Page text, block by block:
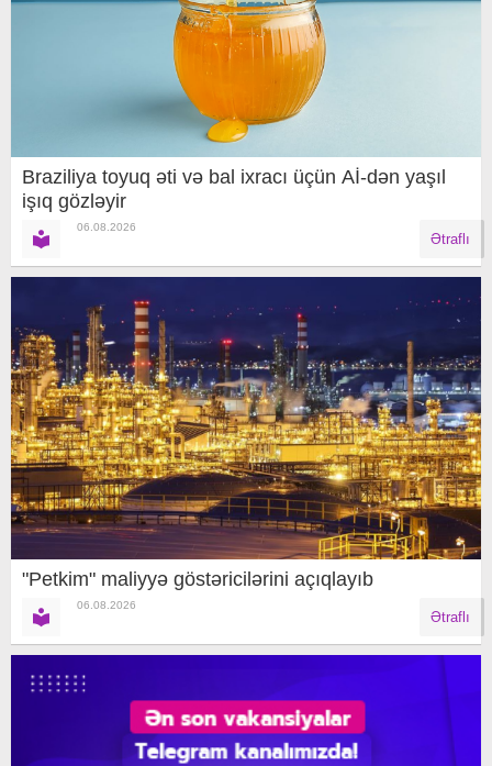
Braziliya toyuq əti və bal ixracı üçün Aİ-dən yaşıl
işıq gözləyir
06.08.2026
Ətraflı
"Petkim" maliyyə göstəricilərini açıqlayıb
06.08.2026
Ətraflı